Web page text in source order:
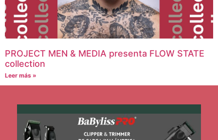
PROJECT MEN & MEDIA presenta FLOW STATE
collection
Leer más »